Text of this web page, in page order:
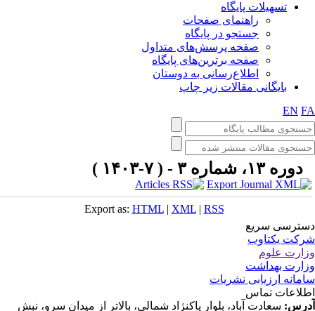
تسهیلات پایگاه
راهنمای صفحات
جستجو در پایگاه
صفحه پرسش‌های متداول
صفحه برترین‌های پایگاه
اطلاع‌رسانی به دوستان
بایگانی مقالات زیر چاپ
EN
دوره ۱۳، شماره ۳ - ( ۷-۱۴۰۳ )
Export as:HTML |XML |RSS
سریع
یکتاوب
علوم
بهداشت
ارزیابی نشریات
تماس
سعادت آباد، بلوار پاکنژاد شمالی، بالاتر از میدان سرو، نبش